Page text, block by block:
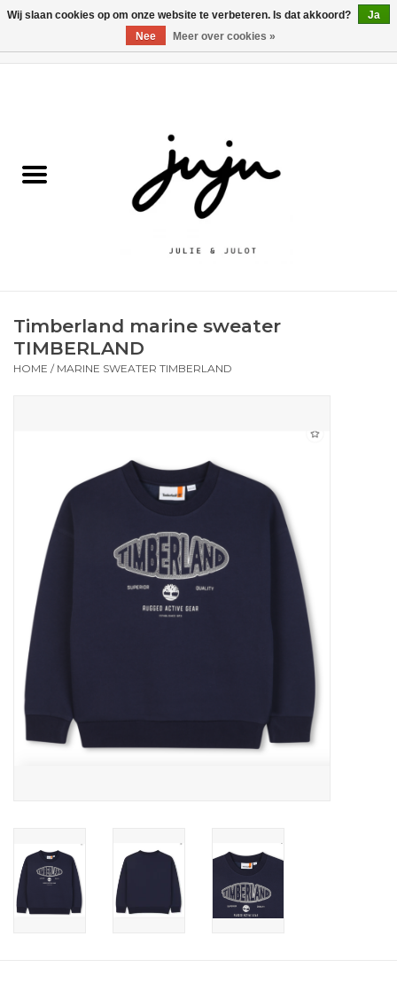
Kledij jongens
Schoenen
Cadeautips
Cadeaubonnen
Timberland marine sweater
TIMBERLAND
HOME / MARINE SWEATER TIMBERLAND
Wij slaan cookies op om onze website te verbeteren. Is dat akkoord?
Ja
Nee
Meer over cookies »